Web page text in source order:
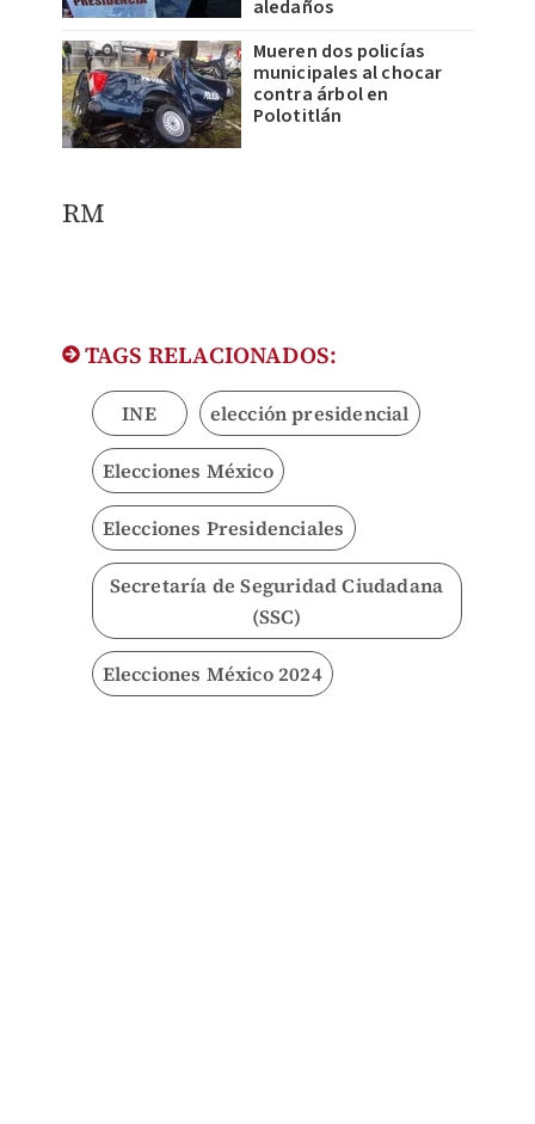
aledaños
Mueren dos policías
municipales al chocar
contra árbol en
Polotitlán
RM
TAGS RELACIONADOS:
INE elección presidencial
Elecciones México
Elecciones Presidenciales
Secretaría de Seguridad Ciudadana
(SSC)
Elecciones México 2024